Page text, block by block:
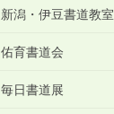
新潟・伊豆書道教室
佑育書道会
毎日書道展